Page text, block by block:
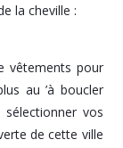
la cheville :
vêtements pour
au ’à boucler
vos
de cette ville